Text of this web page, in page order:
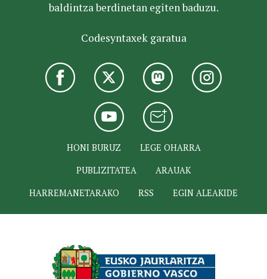
baldintza berdinetan egiten baduzu.
Codesyntaxek garatua
HONI BURUZ
LEGE OHARRA
PUBLIZITATEA
ARAUAK
HARREMANETARAKO
RSS EGIN ALEAKIDE